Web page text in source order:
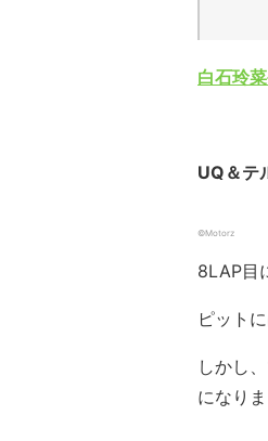
白石玲
UQ＆
©Motorz
8LAP目
ピット
しかし
になりま